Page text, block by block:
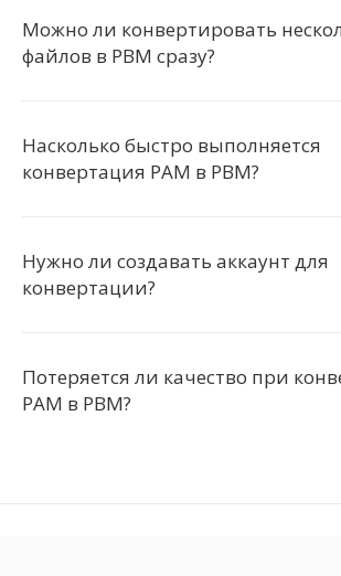
Можно ли конвертировать
файлов в PBM сразу?
Насколько быстро выполняется
конвертация PAM в PBM?
Нужно ли создавать аккаунт для
конвертации?
Потеряется ли качество при
PAM в PBM?